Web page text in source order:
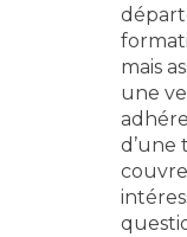
mais
une
d’une